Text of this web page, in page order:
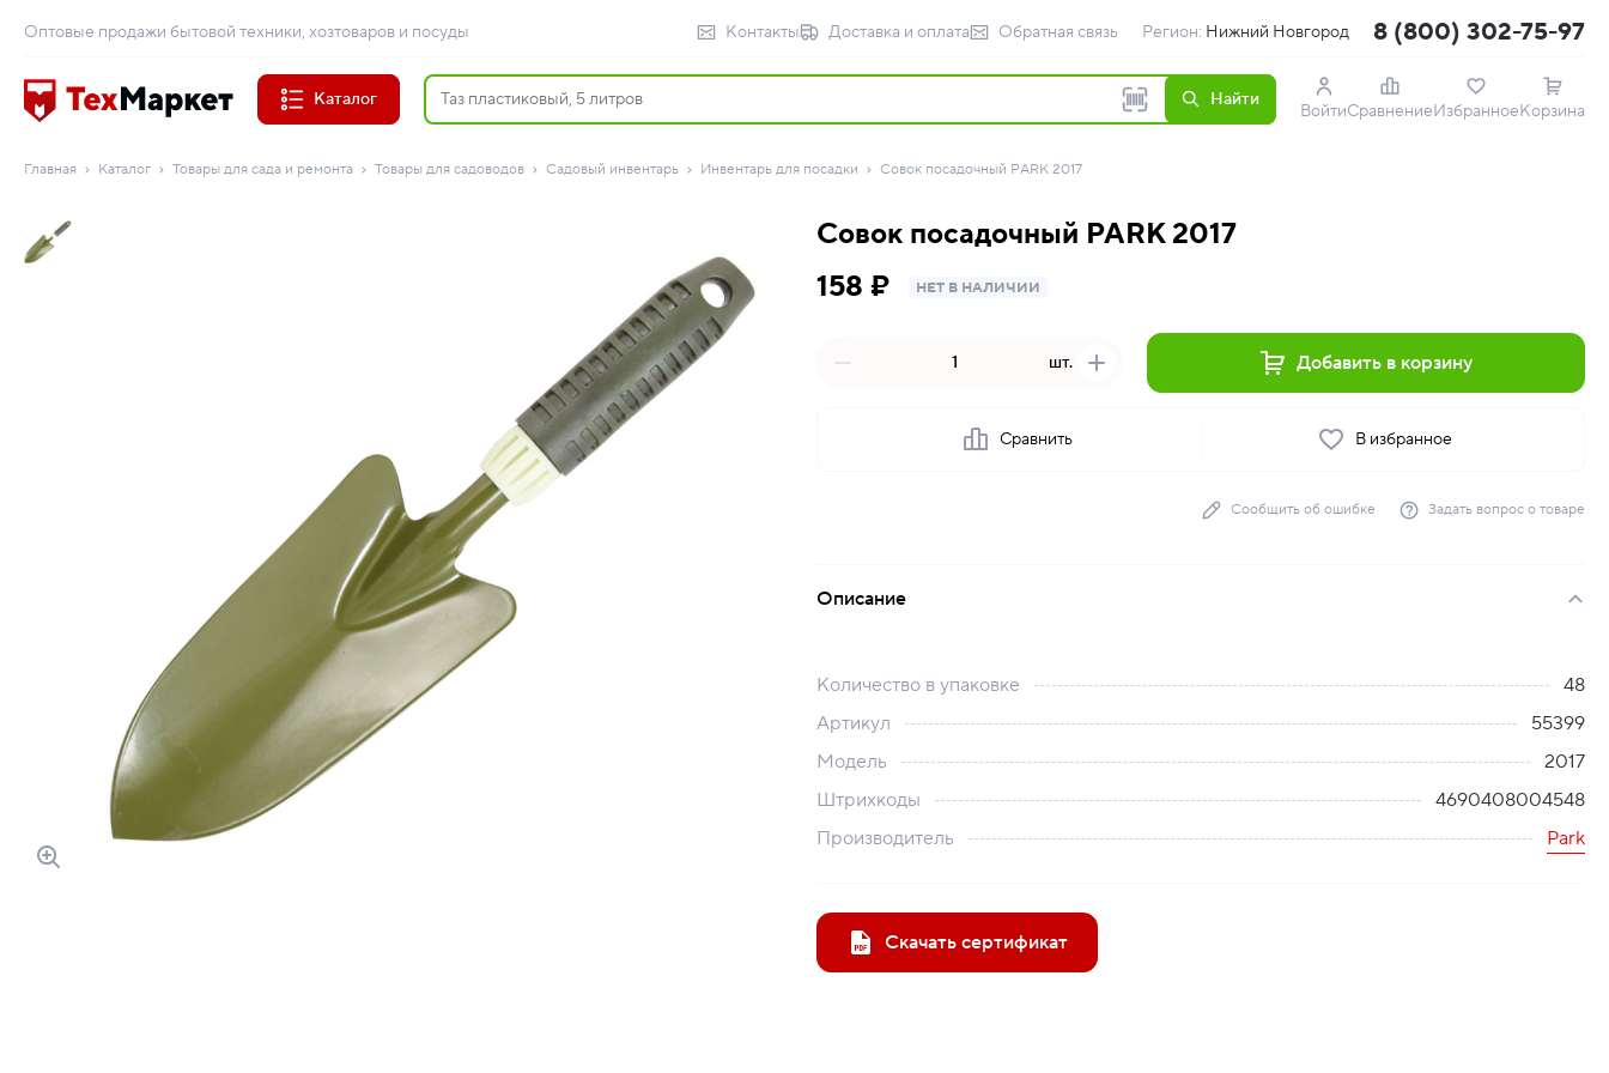
Оптовые продажи бытовой техники, хозтоваров и посуды Контакты Доставка и оплата Обратная связь Регион: Нижний Новгород 8 (800) 302-75-97
Каталог Найти
ВойтиСравнениеИзбранноеКорзина
Главная Каталог Товары для сада и ремонта Товары для садоводов Садовый инвентарь Инвентарь для посадки Совок посадочный PARK 2017
Совок посадочный PARK 2017
158 ₽
НЕТ В НАЛИЧИИ
шт. Добавить в корзину
Сравнить В избранное
Сообщить об ошибке Задать вопрос о товаре
Описание
Количество в упаковке
48
Артикул
55399
Модель
2017
Штрихкоды
4690408004548
Производитель
Park
Скачать сертификат